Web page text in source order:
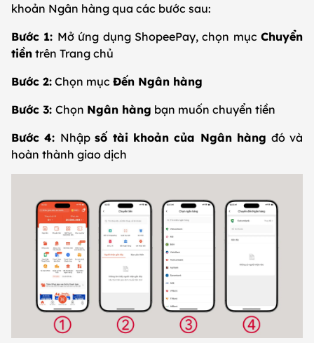
khoản Ngân hàng qua các bước sau:
Bước 1: Mở ứng dụng ShopeePay, chọn mục Chuyển
tiền trên Trang chủ
Bước 2: Chọn mục Đến Ngân hàng
Bước 3: Chọn Ngân hàng bạn muốn chuyển tiền
Bước 4: Nhậpsố tài khoản của Ngân hàng đó và
hoàn thành giao dịch